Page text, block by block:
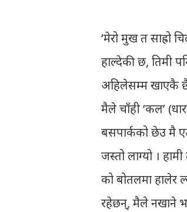
‘मेरो मुख त साह्रो
हाल्देकी छ, तिमी
अहिलेसम्म खाएकै
मैले चाँही ‘कल’
बसपार्कको छेउ मै
जस्तो लाग्यो ।
को बोतलमा हालेर
रहेछन्, मैले नखाने